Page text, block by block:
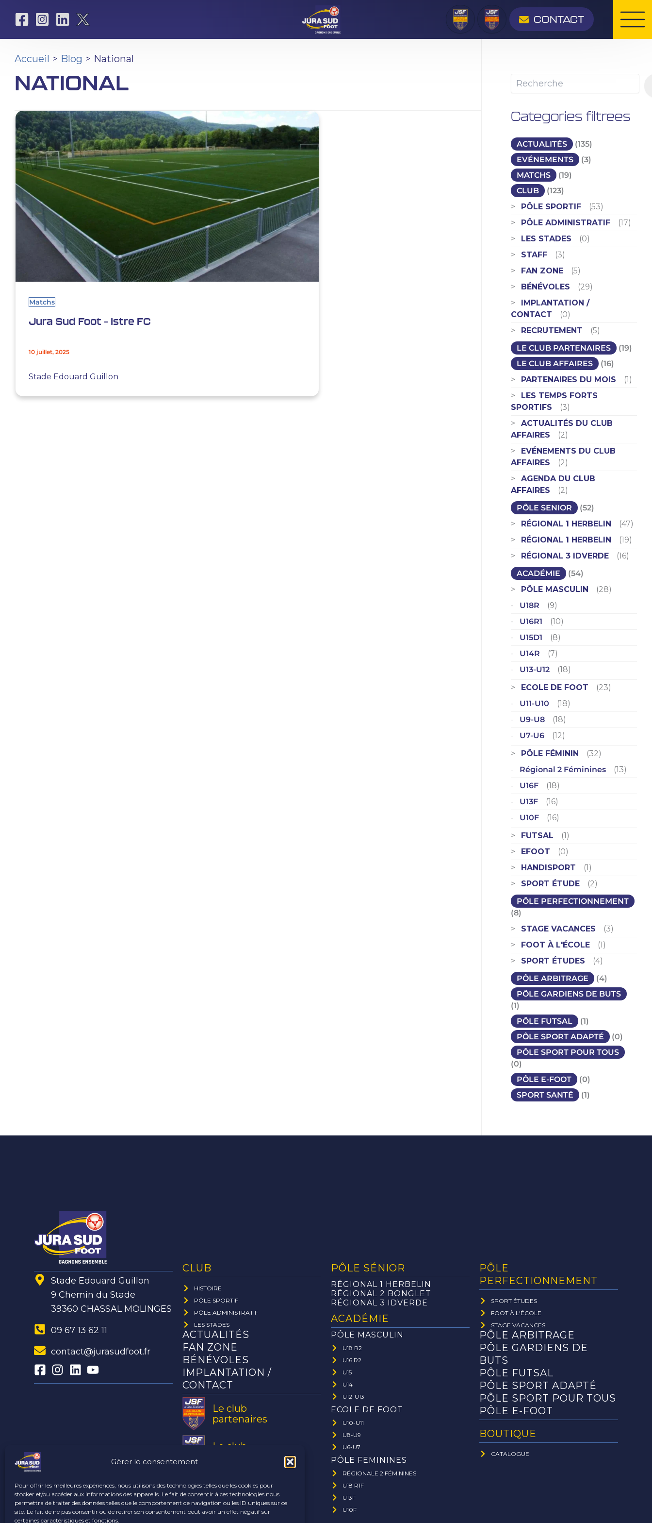
Gérer le consentement
Pour offrir les meilleures expériences, nous utilisons des technologies telles que les cookies pour
stocker et/ou accéder aux informations des appareils. Le fait de consentir à ces technologies nous
permettra de traiter des données telles que le comportement de navigation ou les ID uniques sur ce
site. Le fait de ne pas consentir ou de retirer son consentement peut avoir un effet négatif sur
certaines caractéristiques et fonctions.
CONTACT
Accueil Blog National
NATIONAL
Matchs
Jura Sud Foot – Istre FC
10 juillet, 2025
Stade Edouard Guillon
Categories filtrees
ACTUALITÉS
(135)
EVÉNEMENTS
(3)
MATCHS
(19)
CLUB
(123)
PÔLE SPORTIF
(53)
PÔLE ADMINISTRATIF
(17)
LES STADES
(0)
STAFF
(3)
FAN ZONE
(5)
BÉNÉVOLES
(29)
IMPLANTATION /
CONTACT
(0)
RECRUTEMENT
(5)
LE CLUB PARTENAIRES
(19)
LE CLUB AFFAIRES
(16)
PARTENAIRES DU MOIS
(1)
LES TEMPS FORTS
SPORTIFS
(3)
ACTUALITÉS DU CLUB
AFFAIRES
(2)
EVÉNEMENTS DU CLUB
AFFAIRES
(2)
AGENDA DU CLUB
AFFAIRES
(2)
PÔLE SENIOR
(52)
RÉGIONAL 1 HERBELIN
(47)
RÉGIONAL 1 HERBELIN
(19)
RÉGIONAL 3 IDVERDE
(16)
ACADÉMIE
(54)
PÔLE MASCULIN
(28)
U18R
(9)
U16R1
(10)
U15D1
(8)
U14R
(7)
U13-U12
(18)
ECOLE DE FOOT
(23)
U11-U10
(18)
U9-U8
(18)
U7-U6
(12)
PÔLE FÉMININ
(32)
Régional 2 Féminines
(13)
U16F
(18)
U13F
(16)
U10F
(16)
FUTSAL
(1)
EFOOT
(0)
HANDISPORT
(1)
SPORT ÉTUDE
(2)
PÔLE PERFECTIONNEMENT
(8)
STAGE VACANCES
(3)
FOOT À L'ÉCOLE
(1)
SPORT ÉTUDES
(4)
PÔLE ARBITRAGE
(4)
PÔLE GARDIENS DE BUTS
(1)
PÔLE FUTSAL
(1)
PÔLE SPORT ADAPTÉ
(0)
PÔLE SPORT POUR TOUS
(0)
PÔLE E-FOOT
(0)
SPORT SANTÉ
(1)
Stade Edouard Guillon
9 Chemin du Stade
39360 CHASSAL MOLINGES
09 67 13 62 11
contact@jurasudfoot.fr
CLUB
HISTOIRE
PÔLE SPORTIF
PÔLE ADMINISTRATIF
LES STADES
ACTUALITÉS
FAN ZONE
BÉNÉVOLES
IMPLANTATION /
CONTACT
Le club
partenaires
Le club
PÔLE SÉNIOR
RÉGIONAL 1 HERBELIN
RÉGIONAL 2 BONGLET
RÉGIONAL 3 IDVERDE
ACADÉMIE
PÔLE MASCULIN
U18 R2
U16 R2
U15
U14
U12-U13
ECOLE DE FOOT
U10-U11
U8-U9
U6-U7
PÔLE FEMININES
RÉGIONALE 2 FÉMININES
U18 R1F
U13F
U10F
PÔLE
PERFECTIONNEMENT
SPORT ÉTUDES
FOOT À L'ÉCOLE
STAGE VACANCES
PÔLE ARBITRAGE
PÔLE GARDIENS DE
BUTS
PÔLE FUTSAL
PÔLE SPORT ADAPTÉ
PÔLE SPORT POUR TOUS
PÔLE E-FOOT
BOUTIQUE
CATALOGUE